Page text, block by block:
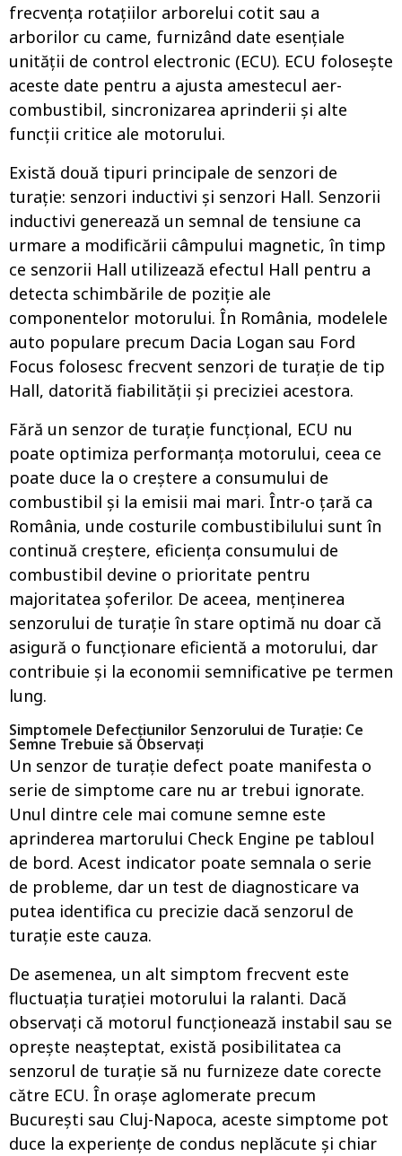
frecvența rotațiilor arborelui cotit sau a
arborilor cu came, furnizând date esențiale
unității de control electronic (ECU). ECU folosește
aceste date pentru a ajusta amestecul aer-
combustibil, sincronizarea aprinderii și alte
funcții critice ale motorului.
Există două tipuri principale de senzori de
turație: senzori inductivi și senzori Hall. Senzorii
inductivi generează un semnal de tensiune ca
urmare a modificării câmpului magnetic, în timp
ce senzorii Hall utilizează efectul Hall pentru a
detecta schimbările de poziție ale
componentelor motorului. În România, modelele
auto populare precum Dacia Logan sau Ford
Focus folosesc frecvent senzori de turație de tip
Hall, datorită fiabilității și preciziei acestora.
Fără un senzor de turație funcțional, ECU nu
poate optimiza performanța motorului, ceea ce
poate duce la o creștere a consumului de
combustibil și la emisii mai mari. Într-o țară ca
România, unde costurile combustibilului sunt în
continuă creștere, eficiența consumului de
combustibil devine o prioritate pentru
majoritatea șoferilor. De aceea, menținerea
senzorului de turație în stare optimă nu doar că
asigură o funcționare eficientă a motorului, dar
contribuie și la economii semnificative pe termen
lung.
Simptomele Defecțiunilor Senzorului de Turație: Ce
Semne Trebuie să Observați
Un senzor de turație defect poate manifesta o
serie de simptome care nu ar trebui ignorate.
Unul dintre cele mai comune semne este
aprinderea martorului Check Engine pe tabloul
de bord. Acest indicator poate semnala o serie
de probleme, dar un test de diagnosticare va
putea identifica cu precizie dacă senzorul de
turație este cauza.
De asemenea, un alt simptom frecvent este
fluctuația turației motorului la ralanti. Dacă
observați că motorul funcționează instabil sau se
oprește neașteptat, există posibilitatea ca
senzorul de turație să nu furnizeze date corecte
către ECU. În orașe aglomerate precum
București sau Cluj-Napoca, aceste simptome pot
duce la experiențe de condus neplăcute și chiar